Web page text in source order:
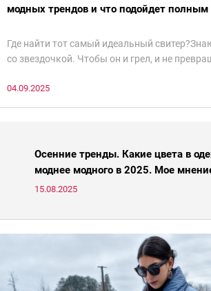
модных трендов и что подойдет полным
Где найти тот самый идеальный
со звездочкой. Чтобы он и грел, и не
паники.
04.09.2025
Осенние тренды. Какие цвета в
моднее модного в 2025. Мое
носить, а что нет
15.08.2025